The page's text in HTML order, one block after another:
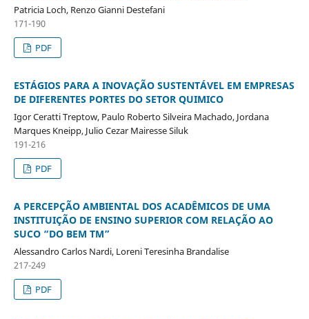
Patricia Loch, Renzo Gianni Destefani
171-190
PDF
ESTÁGIOS PARA A INOVAÇÃO SUSTENTÁVEL EM EMPRESAS
DE DIFERENTES PORTES DO SETOR QUIMICO
Igor Ceratti Treptow, Paulo Roberto Silveira Machado, Jordana
Marques Kneipp, Julio Cezar Mairesse Siluk
191-216
PDF
A PERCEPÇÃO AMBIENTAL DOS ACADÊMICOS DE UMA
INSTITUIÇÃO DE ENSINO SUPERIOR COM RELAÇÃO AO
SUCO “DO BEM TM”
Alessandro Carlos Nardi, Loreni Teresinha Brandalise
217-249
PDF